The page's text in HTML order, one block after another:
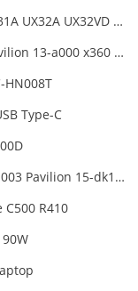
3.42A voor ASUS Zenbook UX 21A UX31A UX32A UX32VD Series Ultrabook Models
HSTNN-DA40 740015-003 voor HP Pavilion 13-a000 x360 11-h000 x2 Series 19.5v 45w 2.31a Blue Charger+Cord
HN008T
Type-C
TPN-CA13 TPN-DA11 voor HP L15879-003 Pavilion 15-dk1000
C500 R410
90W